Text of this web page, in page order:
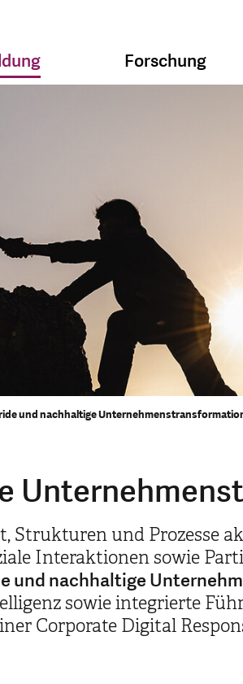
Forschung
und nachhaltige
Strukturen und Prozesse
Interaktionen sowie
und nachhaltige
sowie integrierte
Corporate Digital